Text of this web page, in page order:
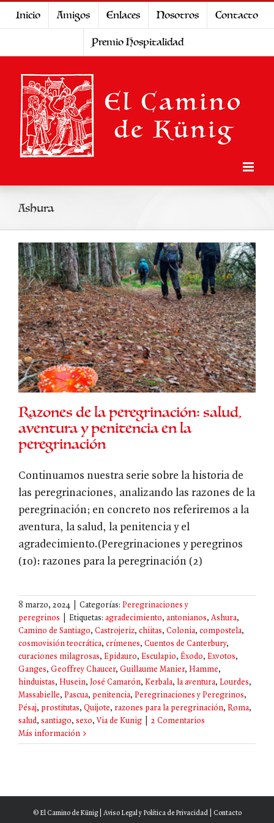
Inicio Amigos Enlaces Nosotros
Contacto
Premio Hospitalidad
Ashura
Razones de la peregrinación: salud,
aventura y penitencia en la
peregrinación
Continuamos nuestra serie sobre la historia de
las peregrinaciones, analizando las razones de la
peregrinación; en concreto nos referiremos a la
aventura, la salud, la penitencia y el
agradecimiento.(Peregrinaciones y peregrinos
(10): razones para la peregrinación (2)
8 marzo, 2024 Categorías: Peregrinaciones y
peregrinos
Etiquetas: agradecimiento, antonianos, Ashura,
Camino de Santiago, Castrojeriz, chiitas, Colonia, compostela,
cosmovisión teocrática, crímenes, Cuentos de Canterbury,
curaciones milagrosas, Epidauro, Esculapio, Éxodo, Exvotos,
Ganges, Geoffrey Chaucer, Guillaume Manier, Hamme,
hinduistas, Husein, José Camarón, Kerbala, la aventura, Lourdes,
Massabielle, Pascua, penitencia, Peregrinaciones y Peregrinos,
Pésaj, prostitutas, Quijote, razones para la peregrinación, Roma,
salud, santiago, sexo, Via de Kunig
2 Comentarios
Más información
© El Camino de Künig | Aviso Legal y Política de Privacidad| Contacto